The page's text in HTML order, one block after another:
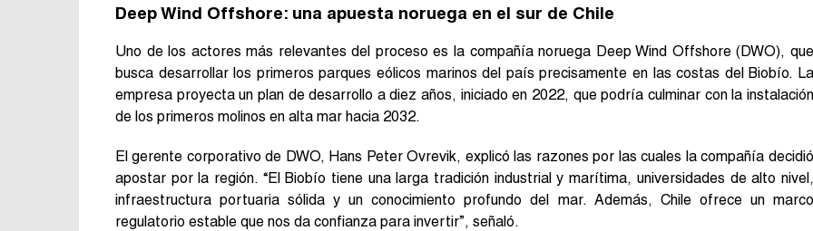
Deep Wind Offshore: una apuesta noruega en el sur de Chile
Uno de los actores más relevantes del proceso es la compañía noruega Deep Wind Offshore (DWO), que
busca desarrollar los primeros parques eólicos marinos del país precisamente en las costas del Biobío. La
empresa proyecta un plan de desarrollo a diez años, iniciado en 2022, que podría culminar con la instalación
de los primeros molinos en alta mar hacia 2032.
El gerente corporativo de DWO, Hans Peter Ovrevik, explicó las razones por las cuales la compañía decidió
apostar por la región. “El Biobío tiene una larga tradición industrial y marítima, universidades de alto nivel,
infraestructura portuaria sólida y un conocimiento profundo del mar. Además, Chile ofrece un marco
regulatorio estable que nos da confianza para invertir”, señaló.